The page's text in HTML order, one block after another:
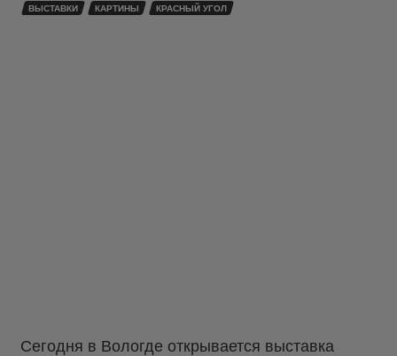
ВЫСТАВКИ КАРТИНЫ КРАСНЫЙ УГОЛ
Сегодня в Вологде открывается выставка